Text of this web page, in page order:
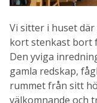
Vi sitter i huset
kort stenkast bort
Den yviga
gamla redskap,
rummet från sitt
välkomnande och